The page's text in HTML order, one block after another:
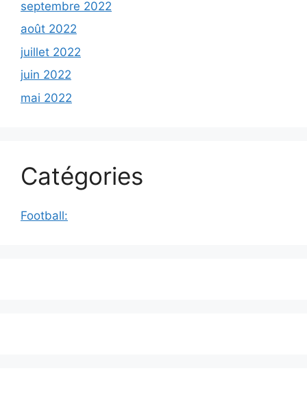
septembre 2022
août 2022
juillet 2022
juin 2022
mai 2022
Catégories
Football: